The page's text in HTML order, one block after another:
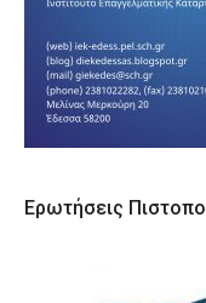
Ερωτήσεις